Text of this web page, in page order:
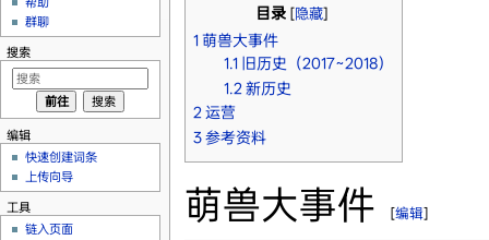
目录[隐藏]
1 萌兽大事件
1.1 旧历史（2017~2018）
1.2新历史
2 运营
3 参考资料
萌兽大事件 [编辑]
群聊
搜索
编辑
快速创建词条
上传向导
工具
链入页面